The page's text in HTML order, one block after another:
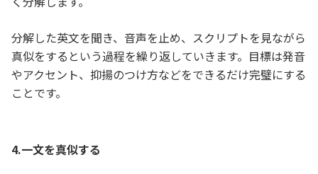
分解した英文を聞き、音声を止め、スクリプトを見ながら
真似をするという過程を繰り返していきます。目標は発音
やアクセント、抑揚のつけ方などをできるだけ完璧にする
ことです。
4.一文を真似する